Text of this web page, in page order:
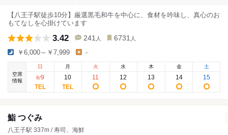
【八王子駅徒歩10分】厳選黒毛和牛を中心に、食材を吟味し、真心のお
もてなしを心掛けています
3.42 241 人 6731 人
￥6,000～￥7,999 -
空席
情報
日
8/9
月
10
火
11
水
12
木
13
金
14
土
15
鮨 つぐみ
八王子駅 337m / 寿司、海鮮